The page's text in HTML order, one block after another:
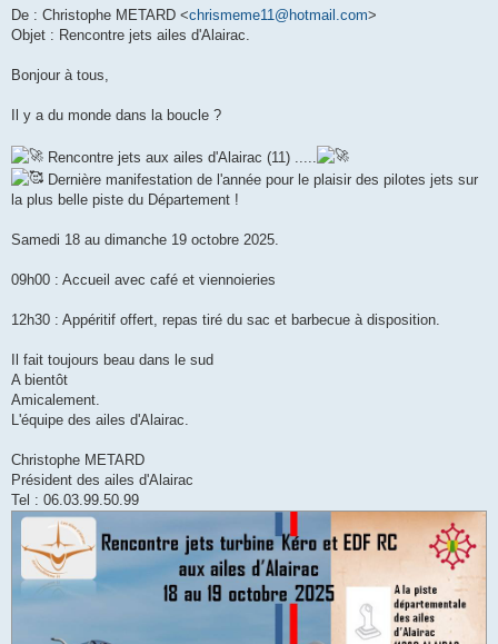
s
a
n
l
De : Christophe METARD <chrismeme11@hotmail.com>
Objet : Rencontre jets ailes d'Alairac.
Bonjour à tous,
Il y a du monde dans la boucle ?
Rencontre jets aux ailes d'Alairac (11) .....
Dernière manifestation de l'année pour le plaisir des pilotes jets sur
la plus belle piste du Département !
Samedi 18 au dimanche 19 octobre 2025.
09h00 : Accueil avec café et viennoieries
12h30 : Appéritif offert, repas tiré du sac et barbecue à disposition.
Il fait toujours beau dans le sud
A bientôt
Amicalement.
L'équipe des ailes d'Alairac.
Christophe METARD
Président des ailes d'Alairac
Tel : 06.03.99.50.99